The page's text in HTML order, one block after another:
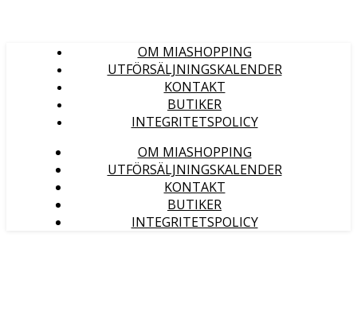
OM MIASHOPPING
UTFÖRSÄLJNINGSKALENDER
KONTAKT
BUTIKER
INTEGRITETSPOLICY
OM MIASHOPPING
UTFÖRSÄLJNINGSKALENDER
KONTAKT
BUTIKER
INTEGRITETSPOLICY